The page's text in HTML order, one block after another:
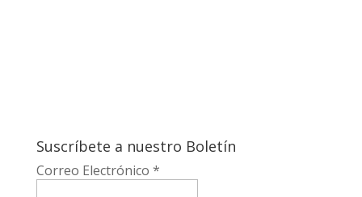
Suscríbete a nuestro Boletín
Correo Electrónico *